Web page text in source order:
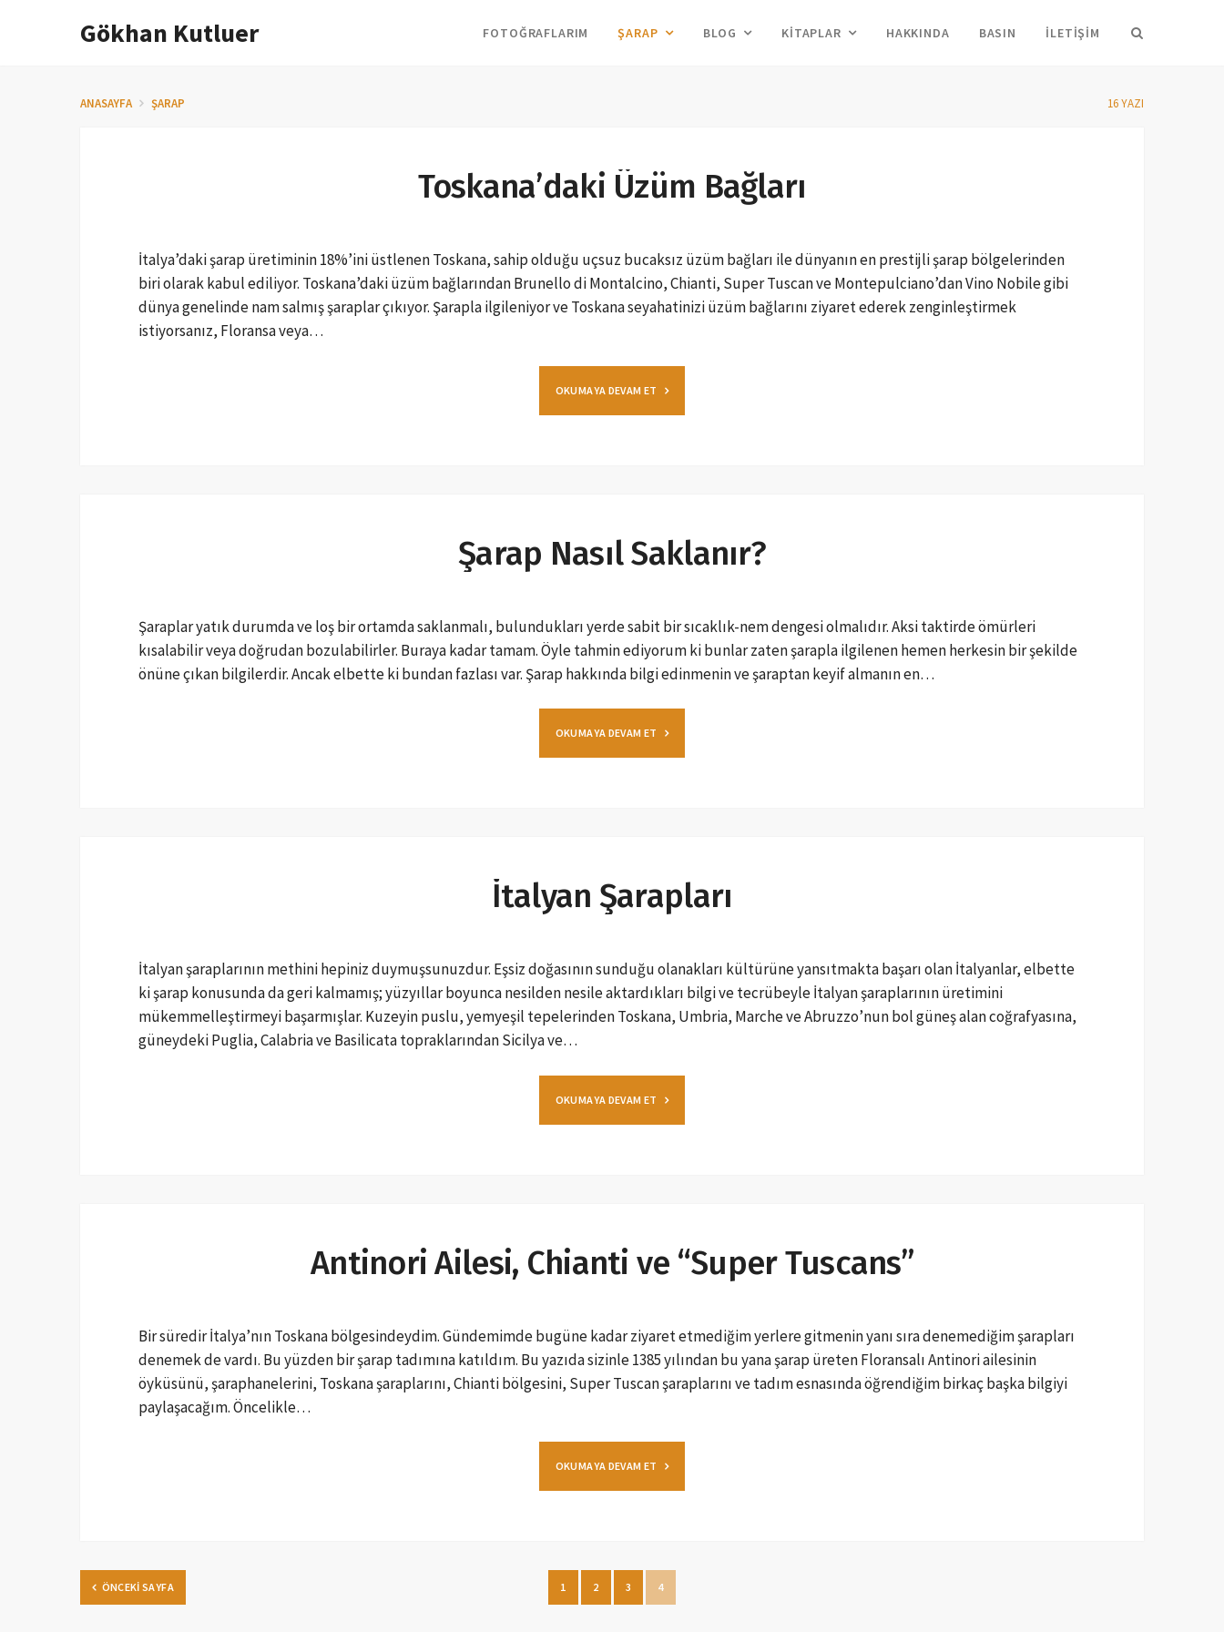
Gökhan Kutluer FOTOĞRAFLARIM ŞARAP BLOG KITAPLAR HAKKINDA BASIN İLETIŞIM
ANASAYFA ŞARAP 16 YAZI
Toskana’daki Üzüm Bağları
İtalya’daki şarap üretiminin 18%’ini üstlenen Toskana, sahip olduğu uçsuz bucaksız üzüm bağları ile dünyanın en prestijli şarap bölgelerinden
biri olarak kabul ediliyor. Toskana’daki üzüm bağlarından Brunello di Montalcino, Chianti, Super Tuscan ve Montepulciano’dan Vino Nobile gibi
dünya genelinde nam salmış şaraplar çıkıyor. Şarapla ilgileniyor ve Toskana seyahatinizi üzüm bağlarını ziyaret ederek zenginleştirmek
istiyorsanız, Floransa veya…
OKUMAYA DEVAM ET
Şarap Nasıl Saklanır?
Şaraplar yatık durumda ve loş bir ortamda saklanmalı, bulundukları yerde sabit bir sıcaklık-nem dengesi olmalıdır. Aksi taktirde ömürleri
kısalabilir veya doğrudan bozulabilirler. Buraya kadar tamam. Öyle tahmin ediyorum ki bunlar zaten şarapla ilgilenen hemen herkesin bir şekilde
önüne çıkan bilgilerdir. Ancak elbette ki bundan fazlası var. Şarap hakkında bilgi edinmenin ve şaraptan keyif almanın en…
OKUMAYA DEVAM ET
İtalyan Şarapları
İtalyan şaraplarının methini hepiniz duymuşsunuzdur. Eşsiz doğasının sunduğu olanakları kültürüne yansıtmakta başarı olan İtalyanlar, elbette
ki şarap konusunda da geri kalmamış; yüzyıllar boyunca nesilden nesile aktardıkları bilgi ve tecrübeyle İtalyan şaraplarının üretimini
mükemmelleştirmeyi başarmışlar. Kuzeyin puslu, yemyeşil tepelerinden Toskana, Umbria, Marche ve Abruzzo’nun bol güneş alan coğrafyasına,
güneydeki Puglia, Calabria ve Basilicata topraklarından Sicilya ve…
OKUMAYA DEVAM ET
Antinori Ailesi, Chianti ve “Super Tuscans”
Bir süredir İtalya’nın Toskana bölgesindeydim. Gündemimde bugüne kadar ziyaret etmediğim yerlere gitmenin yanı sıra denemediğim şarapları
denemek de vardı. Bu yüzden bir şarap tadımına katıldım. Bu yazıda sizinle 1385 yılından bu yana şarap üreten Floransalı Antinori ailesinin
öyküsünü, şaraphanelerini, Toskana şaraplarını, Chianti bölgesini, Super Tuscan şaraplarını ve tadım esnasında öğrendiğim birkaç başka bilgiyi
paylaşacağım. Öncelikle…
OKUMAYA DEVAM ET
ÖNCEKI SAYFA 1 2 3 4